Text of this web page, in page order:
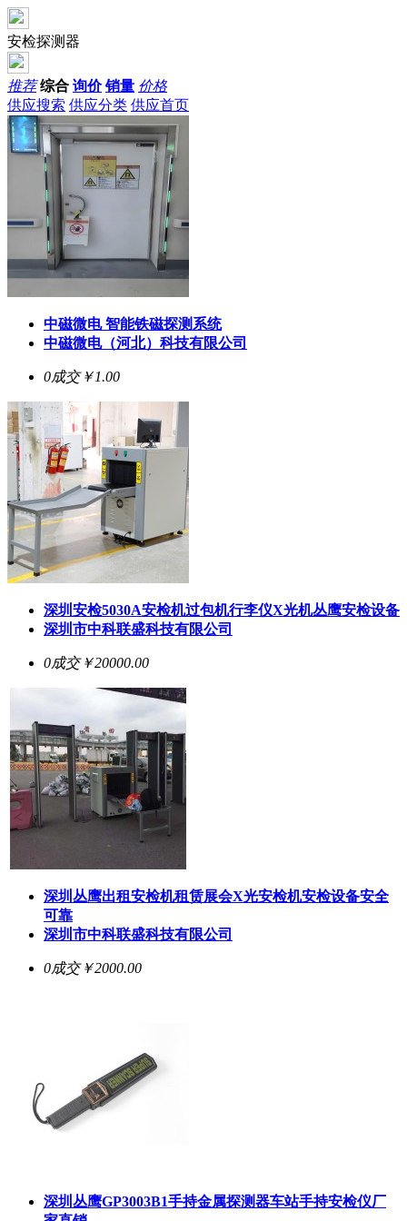
安检探测器
推荐 综合 询价 销量 价格
供应搜索 供应分类 供应首页
中磁微电 智能铁磁探测系统
中磁微电（河北）科技有限公司
0成交￥1.00
深圳安检5030A安检机过包机行李仪X光机丛鹰安检设备
深圳市中科联盛科技有限公司
0成交￥20000.00
深圳丛鹰出租安检机租赁展会X光安检机安检设备安全
可靠
深圳市中科联盛科技有限公司
0成交￥2000.00
深圳丛鹰GP3003B1手持金属探测器车站手持安检仪厂